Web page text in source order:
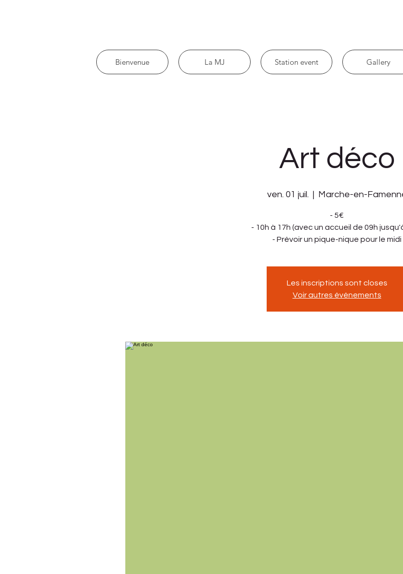
Bienvenue La MJ Station event Gallery
Art déco
ven. 01 juil.
  |
Marche-en-
- 5€
- 10h à 17h (avec un accueil de 09h
- Prévoir un pique-nique pour le midi
Les inscriptions sont closes
Voir autres événements